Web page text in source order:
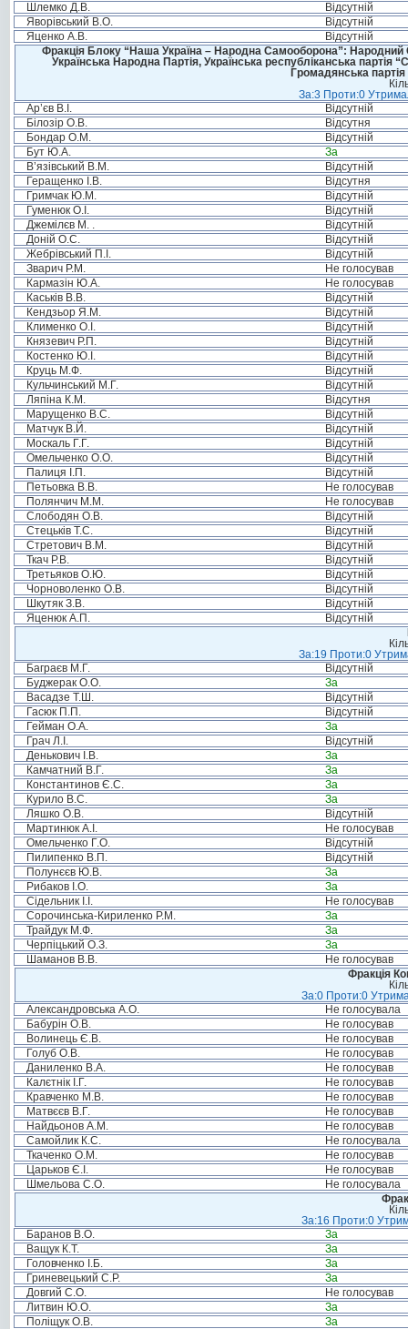
Шлемко Д.В.
Відсутній
Яворівський В.О.
Відсутній
Яценко А.В.
Відсутній
Фракція Блоку “Наша Україна – Народна Самооборона”: Народний
Українська Народна Партія, Українська республіканська
Громадянська
За:3 Проти:0
Ар’єв В.І.
Відсутній
Білозір О.В.
Відсутня
Бондар О.М.
Відсутній
Бут Ю.А.
За
В’язівський В.М.
Відсутній
Геращенко І.В.
Відсутня
Гримчак Ю.М.
Відсутній
Гуменюк О.І.
Відсутній
Джемілєв М. .
Відсутній
Доній О.С.
Відсутній
Жебрівський П.І.
Відсутній
Зварич Р.М.
Не голосував
Кармазін Ю.А.
Не голосував
Каськів В.В.
Відсутній
Кендзьор Я.М.
Відсутній
Клименко О.І.
Відсутній
Князевич Р.П.
Відсутній
Костенко Ю.І.
Відсутній
Круць М.Ф.
Відсутній
Кульчинський М.Г.
Відсутній
Ляпіна К.М.
Відсутня
Марущенко В.С.
Відсутній
Матчук В.Й.
Відсутній
Москаль Г.Г.
Відсутній
Омельченко О.О.
Відсутній
Палиця І.П.
Відсутній
Петьовка В.В.
Не голосував
Полянчич М.М.
Не голосував
Слободян О.В.
Відсутній
Стецьків Т.С.
Відсутній
Стретович В.М.
Відсутній
Ткач Р.В.
Відсутній
Третьяков О.Ю.
Відсутній
Чорноволенко О.В.
Відсутній
Шкутяк З.В.
Відсутній
Яценюк А.П.
Відсутній
За:19 Проти:0
Баграєв М.Г.
Відсутній
Буджерак О.О.
За
Васадзе Т.Ш.
Відсутній
Гасюк П.П.
Відсутній
Гейман О.А.
За
Грач Л.І.
Відсутній
Денькович І.В.
За
Камчатний В.Г.
За
Константинов Є.С.
За
Курило В.С.
За
Ляшко О.В.
Відсутній
Мартинюк А.І.
Не голосував
Омельченко Г.О.
Відсутній
Пилипенко В.П.
Відсутній
Полунєєв Ю.В.
За
Рибаков І.О.
За
Сідельник І.І.
Не голосував
Сорочинська-Кириленко Р.М.
За
Трайдук М.Ф.
За
Черпіцький О.З.
За
Шаманов В.В.
Не голосував
Фракція
За:0 Проти:0
Александровська А.О.
Не голосувала
Бабурін О.В.
Не голосував
Волинець Є.В.
Не голосував
Голуб О.В.
Не голосував
Даниленко В.А.
Не голосував
Калєтнік І.Г.
Не голосував
Кравченко М.В.
Не голосував
Матвєєв В.Г.
Не голосував
Найдьонов А.М.
Не голосував
Самойлик К.С.
Не голосувала
Ткаченко О.М.
Не голосував
Царьков Є.І.
Не голосував
Шмельова С.О.
Не голосувала
За:16 Проти:0
Баранов В.О.
За
Ващук К.Т.
За
Головченко І.Б.
За
Гриневецький С.Р.
За
Довгий С.О.
Не голосував
Литвин Ю.О.
За
Поліщук О.В.
За